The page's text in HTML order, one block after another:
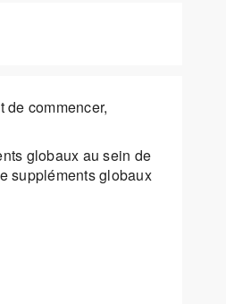
de commencer,
globaux au sein de
suppléments globaux